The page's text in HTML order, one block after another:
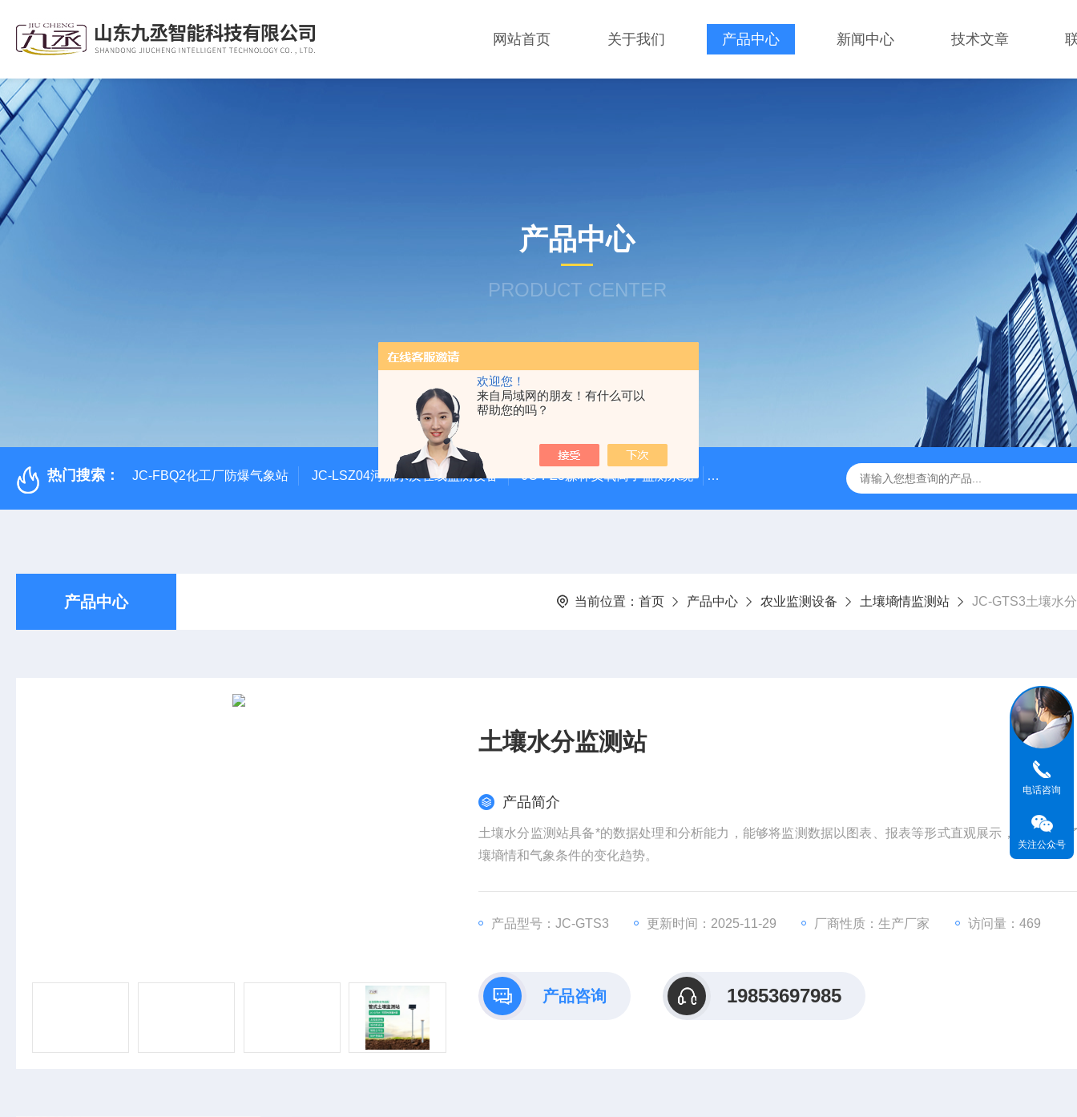
欢迎您！
来自局域网的朋友！有什么可以
帮助您的吗？
网站首页 关于我们 产品中心 新闻中心 技术文章
产品中心
PRODUCT CENTER
热门搜索： JC-FBQ2化工厂防爆气象站 JC-LSZ04河流水质在线监测设备 JC-FZ5森林负氧离子监测系统 JC-FZ5大气负氧离子监测站 JC-ZS07多参数污水在线检测仪
产品中心 当前位置： 首页 产品中心 农业监测设备 土壤墒情监测站 JC-GTS3土壤水
土壤水分监测站
产品简介
土壤水分监测站具备*的数据处理和分析能力，能够将监测数据以图表、报表等形式直观展示，方便用户
壤墒情和气象条件的变化趋势。
产品型号：JC-GTS3 更新时间：2025-11-29 厂商性质：生产厂家 访问量：469
产品咨询 19853697985
电话咨询
关注公众号